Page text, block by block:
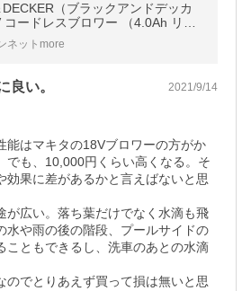
DECKER（ブラックアンドデッカ
コードレスブロワー （4.0Ah リチ
付） GWC1840PCJP
ネットmore
良い。 2021/9/14
能はマキタの18Vブロワーの方がか
でも、10,000円くらい高くなる。そ
効果に差があるかと言えばないと思
が広い。落ち葉だけでなく水滴も飛
水や雨の後の階段、プールサイドの
こともできるし、洗車のあとの水滴
のでとりあえず買って損は無いと思